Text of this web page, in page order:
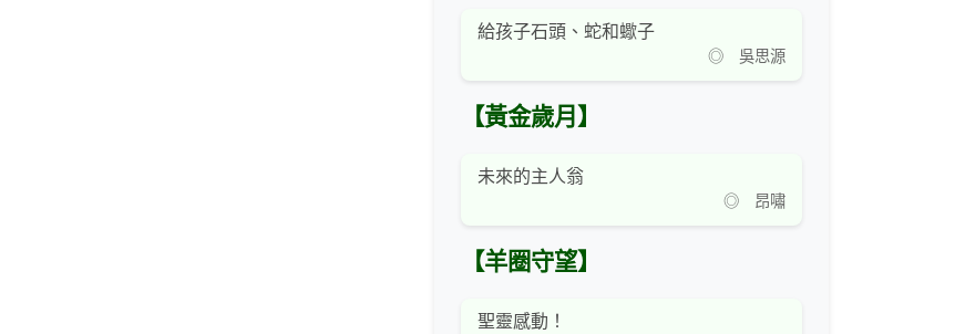
給孩子石頭、蛇和蠍子
◎ 吳思源
【黃金歲月】
未來的主人翁
◎ 昂嘯
【羊圈守望】
聖靈感動！